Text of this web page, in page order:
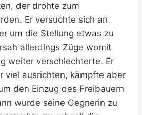
der drohte zum
Er versuchte sich an
um die Stellung etwas zu
allerdings Züge womit
weiter verschlechterte. Er
viel ausrichten, kämpfte aber
den Einzug des Freibauern
wurde seine Gegnerin zu